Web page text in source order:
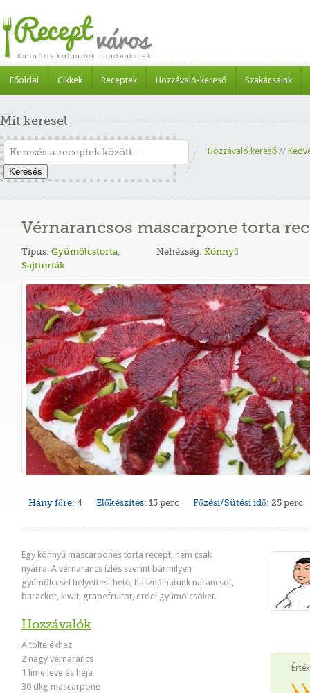
Főoldal Cikkek Receptek Hozzávaló-kereső Szakácsaink
Mit keresel
Keresés
Hozzávaló kereső //
Vérnarancsos mascarpone torta
Típus: Gyümölcstorta,
Sajttorták
Nehézség: Könnyű
Hány főre: 4 Előkészítés: 15 perc Főzési/Sütési idő: 25 perc
Egy könnyű mascarpones torta recept, nem csak
nyárra. A vérnarancs ízlés szerint bármilyen
gyümölccsel helyettesíthető, használhatunk narancsot,
barackot, kiwit, grapefruitot, erdei gyümölcsöket.
Hozzávalók
A töltelékhez
2 nagy vérnarancs
1 lime leve és héja
30 dkg mascarpone